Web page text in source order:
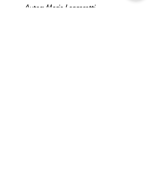
Autor: Mario Lanzarotti